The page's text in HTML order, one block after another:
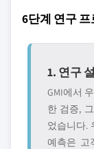
6단계 연구
1. 연구
GMI에서
한 검증,
었습니다.
예측은 고